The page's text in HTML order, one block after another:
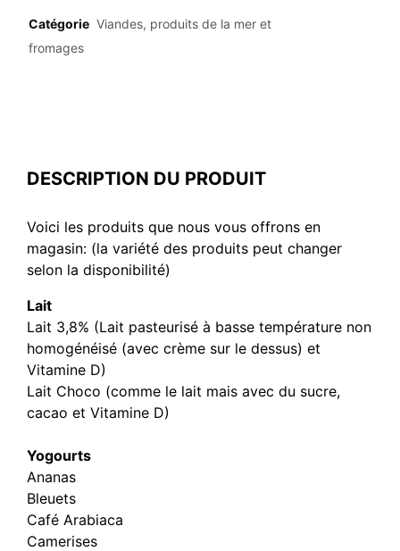
Catégorie Viandes, produits de la mer et
fromages
DESCRIPTION DU PRODUIT
Voici les produits que nous vous offrons en
magasin: (la variété des produits peut changer
selon la disponibilité)
Lait
Lait 3,8% (Lait pasteurisé à basse température non
homogénéisé (avec crème sur le dessus) et
Vitamine D)
Lait Choco (comme le lait mais avec du sucre,
cacao et Vitamine D)
Yogourts
Ananas
Bleuets
Café Arabiaca
Camerises